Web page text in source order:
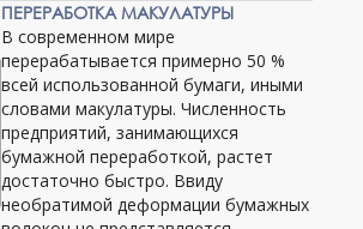
ПЕРЕРАБОТКА МАКУЛАТУРЫ
В современном мире
перерабатывается примерно 50 %
всей использованной бумаги, иными
словами макулатуры. Численность
предприятий, занимающихся
бумажной переработкой, растет
достаточно быстро. Ввиду
необратимой деформации бумажных